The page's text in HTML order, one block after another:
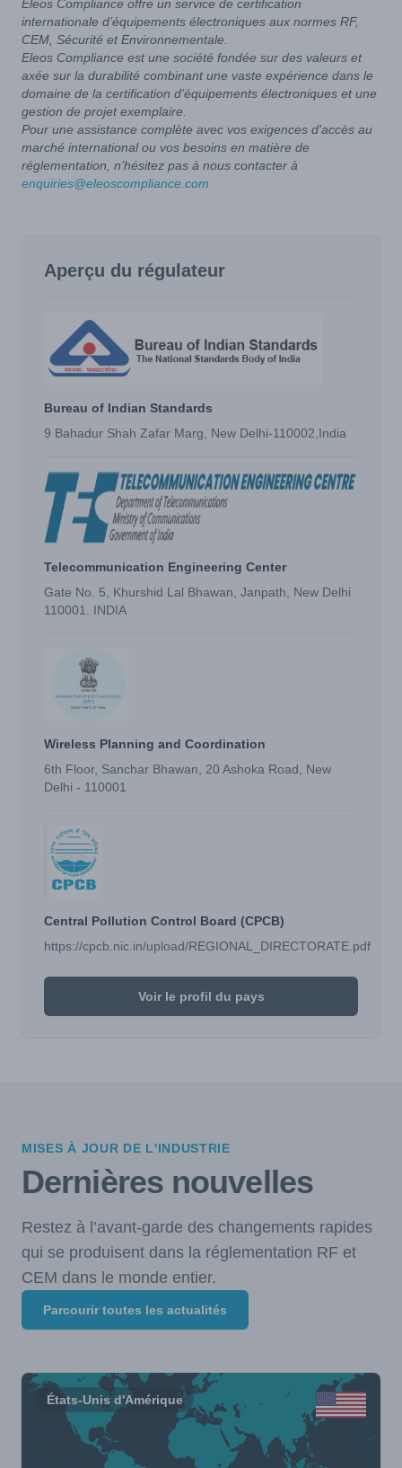
Eleos Compliance offre un service de certification
internationale d’équipements électroniques aux normes RF,
CEM, Sécurité et Environnementale.
Eleos Compliance est une société fondée sur des valeurs et
axée sur la durabilité combinant une vaste expérience dans le
domaine de la certification d’équipements électroniques et une
gestion de projet exemplaire.
Pour une assistance complète avec vos exigences d'accès au
marché international ou vos besoins en matière de
réglementation, n’hésitez pas à nous contacter à
enquiries@eleoscompliance.com
Aperçu du régulateur
Bureau of Indian Standards
9 Bahadur Shah Zafar Marg, New Delhi-110002,India
Telecommunication Engineering Center
Gate No. 5, Khurshid Lal Bhawan, Janpath, New Delhi
110001. INDIA
Wireless Planning and Coordination
6th Floor, Sanchar Bhawan, 20 Ashoka Road, New
Delhi - 110001
Central Pollution Control Board (CPCB)
https://cpcb.nic.in/upload/REGIONAL_DIRECTORATE.pdf
Voir le profil du pays
MISES À JOUR DE L'INDUSTRIE
Dernières nouvelles
Restez à l’avant-garde des changements rapides
qui se produisent dans la réglementation RF et
CEM dans le monde entier.
Parcourir toutes les actualités
États-Unis d'Amérique